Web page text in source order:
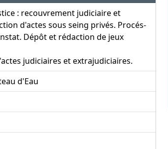
: recouvrement judiciaire et
d'actes sous seing privés. Procés-
Dépôt et rédaction de jeux
judiciaires et extrajudiciaires.
d'Eau